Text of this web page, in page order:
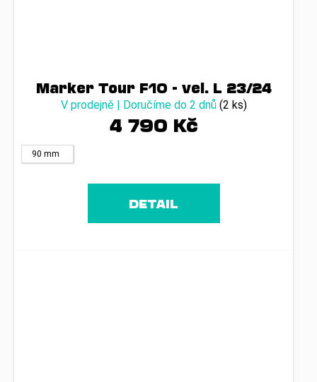
Marker Tour F10 - vel. L 23/24
V prodejně | Doručíme do 2 dnů (2 ks)
4 790 Kč
90 mm
DETAIL